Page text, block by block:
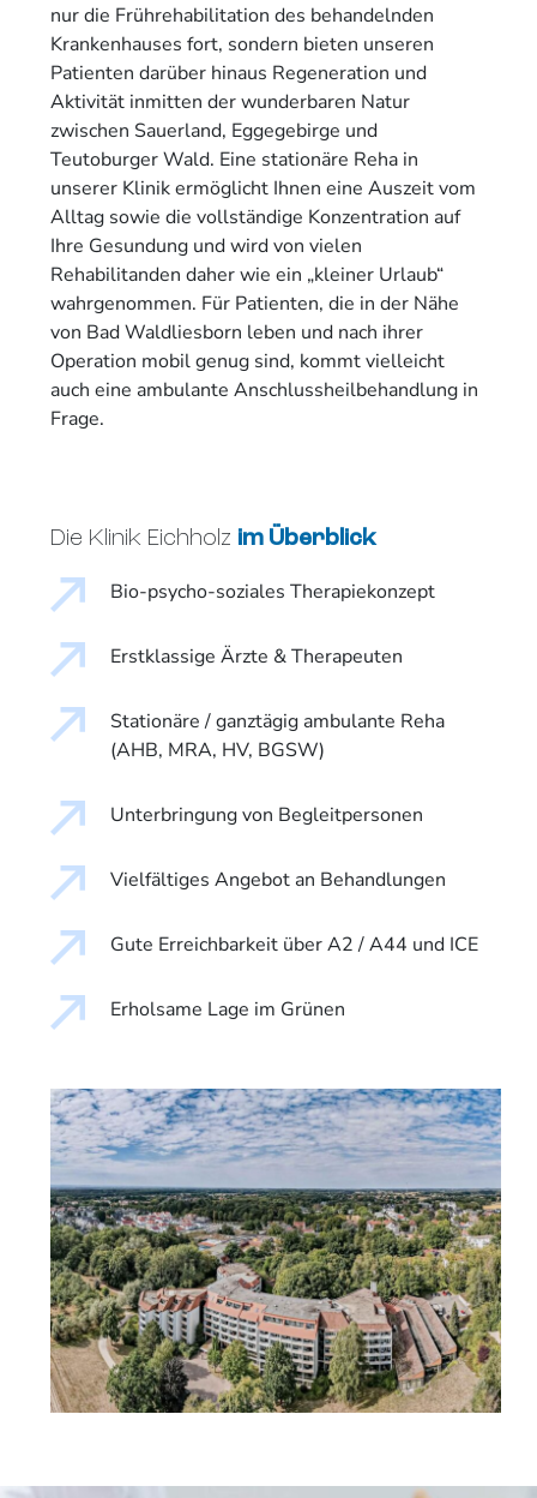
nur die Frührehabilitation des behandelnden
Krankenhauses fort, sondern bieten unseren
Patienten darüber hinaus Regeneration und
Aktivität inmitten der wunderbaren Natur
zwischen Sauerland, Eggegebirge und
Teutoburger Wald. Eine stationäre Reha in
unserer Klinik ermöglicht Ihnen eine Auszeit vom
Alltag sowie die vollständige Konzentration auf
Ihre Gesundung und wird von vielen
Rehabilitanden daher wie ein „kleiner Urlaub“
wahrgenommen. Für Patienten, die in der Nähe
von Bad Waldliesborn leben und nach ihrer
Operation mobil genug sind, kommt vielleicht
auch eine ambulante Anschlussheilbehandlung in
Frage.
Die Klinik Eichholz im Überblick
Bio-psycho-soziales Therapiekonzept
Erstklassige Ärzte & Therapeuten
Stationäre / ganztägig ambulante Reha
(AHB, MRA, HV, BGSW)
Unterbringung von Begleitpersonen
Vielfältiges Angebot an Behandlungen
Gute Erreichbarkeit über A2 / A44 und ICE
Erholsame Lage im Grünen